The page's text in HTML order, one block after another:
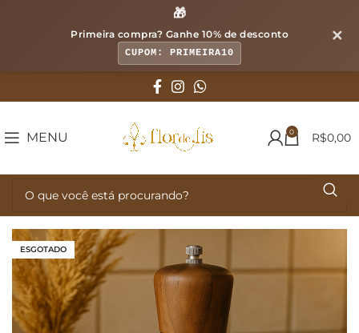
🎁
Primeira compra? Ganhe 10% de desconto
CUPOM: PRIMEIRA10
✕
MENU 0 R$0,00
ESGOTADO